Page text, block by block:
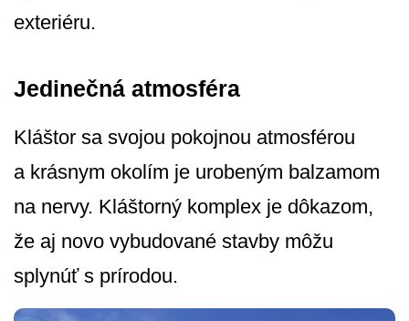
exteriéru.
Jedinečná atmosféra
Kláštor sa svojou pokojnou atmosférou
a krásnym okolím je urobeným balzamom
na nervy. Kláštorný komplex je dôkazom,
že aj novo vybudované stavby môžu
splynúť s prírodou.